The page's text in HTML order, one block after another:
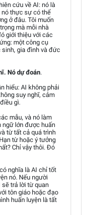
cứu về AI: nó là
nó thực sự có thể
ở đâu. Tôi muốn
mà mỗi nhà
giới thiệu với các
một công cụ
gia đình và đức
Nó dự đoán.
hiểu: AI không phải
suy nghĩ, cảm
gì.
mẫu, và nó làm
ngữ lớn được huấn
từ tất cả quá trình
từ hoặc ý tưởng
Chỉ vậy thôi. Đó
nghĩa là AI chỉ tốt
nó. Nếu người
sẽ trả lời từ quan
tôn giáo hoặc đạo
huấn luyện là tất